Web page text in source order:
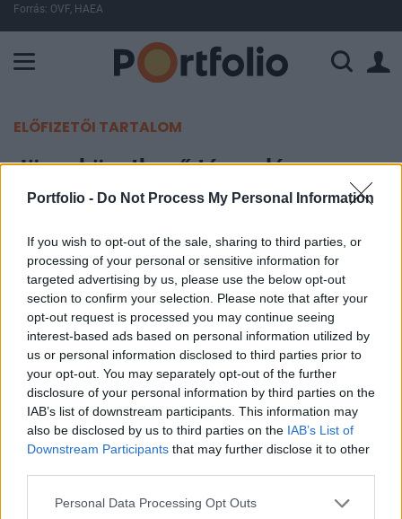
Portfolio - Do Not Process My Personal Information
If you wish to opt-out of the sale, sharing to third parties, or
processing of your personal or sensitive information for
targeted advertising by us, please use the below opt-out
section to confirm your selection. Please note that after your
opt-out request is processed you may continue seeing
interest-based ads based on personal information utilized by
us or personal information disclosed to third parties prior to
your opt-out. You may separately opt-out of the further
disclosure of your personal information by third parties on the
IAB’s list of downstream participants. This information may
also be disclosed by us to third parties on the IAB’s List of
Downstream Participants that may further disclose it to other
Personal Data Processing Opt Outs
Forrás: OVF, HAEA
ELŐFIZETŐI TARTALOM
Jön a következő tárgyalás
Amerika és Oroszország között
MTI
2025. április 23. 17:57
Hamarosan megtartják az orosz-amerikai
tárgyalások következő fordulóját - közölte Szergej
Lavrov orosz külügyminiszter szerdán,
szamarkandi sajtótájékoztatóján.
Back to Europe 2026Az áprilisi választások után
visszakerült az európai térképre Magyarország, a kormány
bejárnia Magyarországnak addig és mekkora lökést